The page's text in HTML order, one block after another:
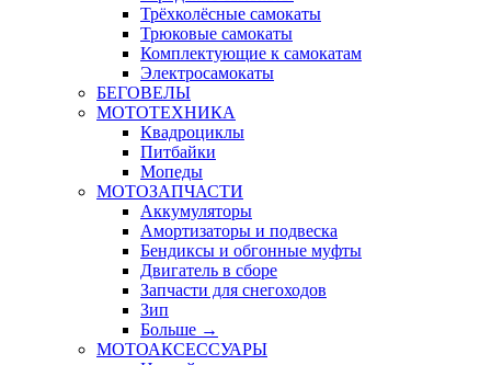
Трёхколёсные самокаты
Трюковые самокаты
Комплектующие к самокатам
Электросамокаты
БЕГОВЕЛЫ
МОТОТЕХНИКА
Квадроциклы
Питбайки
Мопеды
МОТОЗАПЧАСТИ
Аккумуляторы
Амортизаторы и подвеска
Бендиксы и обгонные муфты
Двигатель в сборе
Запчасти для снегоходов
Зип
Больше →
МОТОАКСЕССУАРЫ